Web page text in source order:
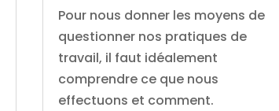
Pour nous donner les moyens de
questionner nos pratiques de
travail, il faut idéalement
comprendre ce que nous
effectuons et comment.